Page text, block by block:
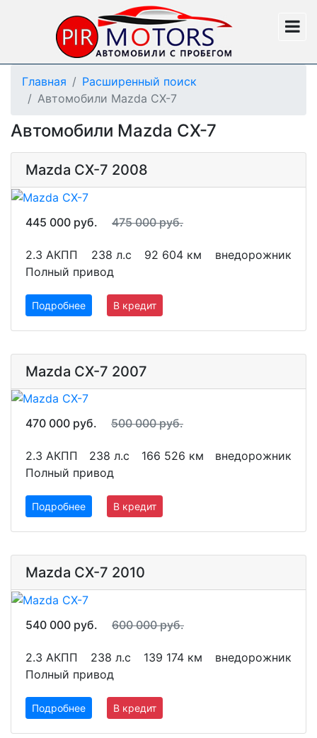
Главная
Расширенный поиск
Автомобили Mazda CX-7
Автомобили Mazda CX-7
Mazda CX-7 2008
445 000 руб. 475 000 руб.
2.3 АКПП 238 л.с 92 604 км
внедорожник
Полный привод
Подробнее В кредит
Mazda CX-7 2007
470 000 руб. 500 000 руб.
2.3 АКПП 238 л.с 166 526 км
внедорожник
Полный привод
Подробнее В кредит
Mazda CX-7 2010
540 000 руб. 600 000 руб.
2.3 АКПП 238 л.с 139 174 км
внедорожник
Полный привод
Подробнее В кредит